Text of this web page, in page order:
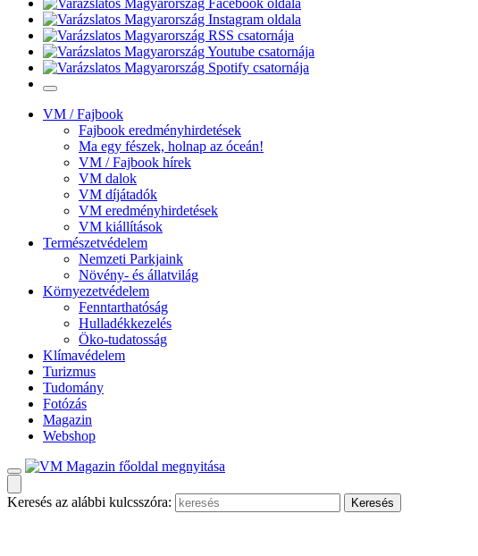
VM / Fajbook
Fajbook eredményhirdetések
Ma egy fészek, holnap az óceán!
VM / Fajbook hírek
VM dalok
VM díjátadók
VM eredményhirdetések
VM kiállítások
Természetvédelem
Nemzeti Parkjaink
Növény- és állatvilág
Környezetvédelem
Fenntarthatóság
Hulladékkezelés
Öko-tudatosság
Klímavédelem
Turizmus
Tudomány
Fotózás
Magazin
Webshop
Keresés az alábbi kulcsszóra: